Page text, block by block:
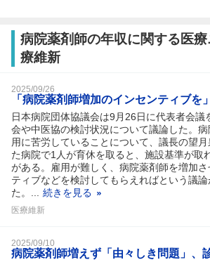
病院薬剤師の年収に関する医
療維新
2025/09/26
「病院薬剤師増加のインセンティブを
日本病院団体協議会は9月26日に代表者会議
会や中医協の検討状況について議論した。
用に苦労していることについて、議長の望
た病院で1人が育休を取ると、施設基準が取
がある。雇用が難しく、病院薬剤師を増加
ティブなどを検討してもらえればという議
た。...
続きを見る
医療維新
2025/09/10
病院薬剤師増えず「由々しき問題」、